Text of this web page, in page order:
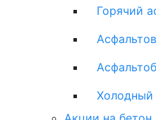
Горячий
Холодный